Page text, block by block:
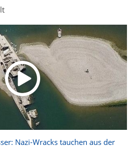
Nazi-Wracks tauchen aus der